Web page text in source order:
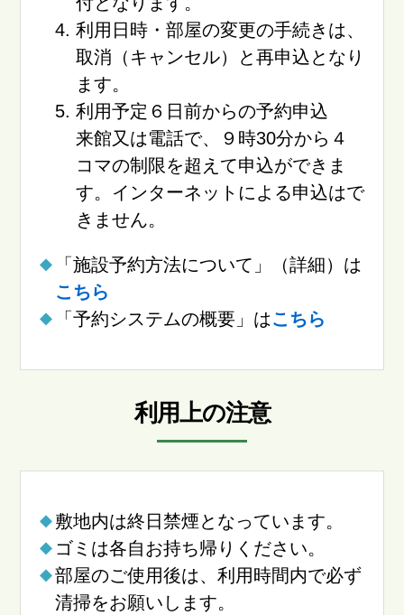
利用日時・部屋の変更の手続きは、
取消（キャンセル）と再申込となり
ます。
利用予定６日前からの予約申込
来館又は電話で、９時30分から４
コマの制限を超えて申込ができま
す。インターネットによる申込はで
きません。
「施設予約方法について」（詳細）は
こちら
「予約システムの概要」はこちら
利用上の注意
敷地内は終日禁煙となっています。
ゴミは各自お持ち帰りください。
部屋のご使用後は、利用時間内で必ず
清掃をお願いします。